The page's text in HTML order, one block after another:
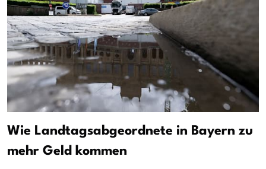
Wie Landtagsabgeordnete in Bayern zu
mehr Geld kommen